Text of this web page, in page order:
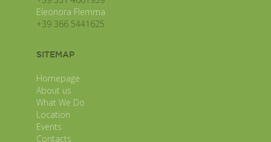
Eleonora Flemma
+39 366 5441625
SITEMAP
Homepage
About us
What We Do
Location
Events
Contacts